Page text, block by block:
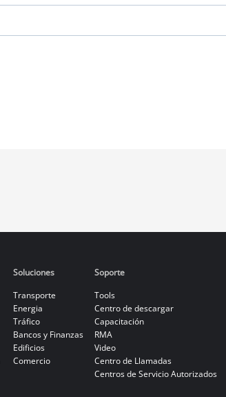
Soluciones
Transporte
Energia
Tráfico
Bancos y Finanzas
Edificios
Comercio
Soporte
Tools
Centro de descargar
Capacitación
RMA
Video
Centro de Llamadas
Centros de Servicio Autorizados